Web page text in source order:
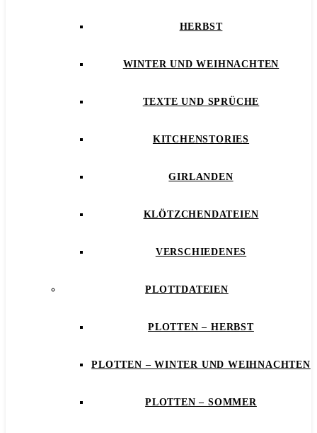
HERBST
WINTER UND WEIHNACHTEN
TEXTE UND SPRÜCHE
KITCHENSTORIES
GIRLANDEN
KLÖTZCHENDATEIEN
VERSCHIEDENES
PLOTTDATEIEN
PLOTTEN – HERBST
PLOTTEN – WINTER UND WEIHNACHTEN
PLOTTEN – SOMMER